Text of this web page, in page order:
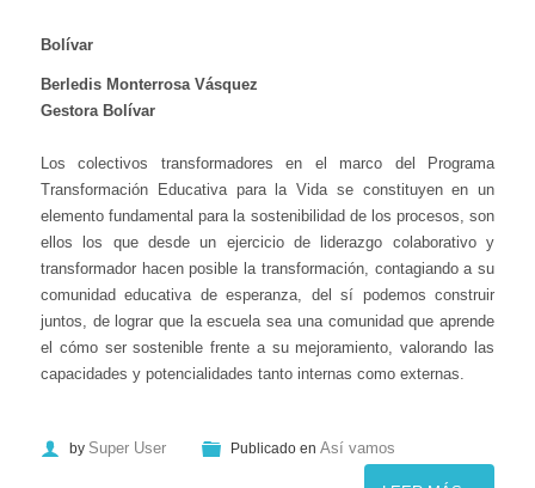
Bolívar
Berledis Monterrosa Vásquez
Gestora Bolívar
Los colectivos transformadores en el marco del Programa
Transformación Educativa para la Vida se constituyen en un
elemento fundamental para la sostenibilidad de los procesos, son
ellos los que desde un ejercicio de liderazgo colaborativo y
transformador hacen posible la transformación, contagiando a su
comunidad educativa de esperanza, del sí podemos construir
juntos, de lograr que la escuela sea una comunidad que aprende
el cómo ser sostenible frente a su mejoramiento, valorando las
capacidades y potencialidades tanto internas como externas.
by Super User Publicado en Así vamos